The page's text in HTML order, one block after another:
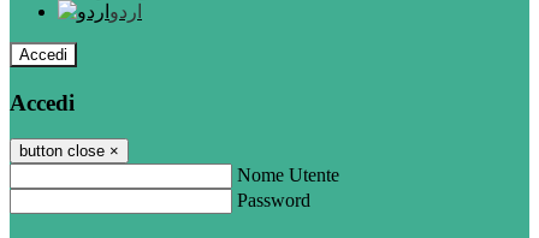
اردو
Accedi
Accedi
button close ×
Nome Utente
Password